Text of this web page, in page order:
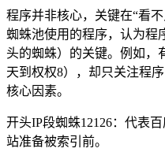
程序并非核心，关键在“看
蜘蛛池使用的程序，认为程
头的蜘蛛）的关键。例如，
天到权权8），却只关注程
核心因素。
开头IP段蜘蛛12126：代表
站准备被索引前。